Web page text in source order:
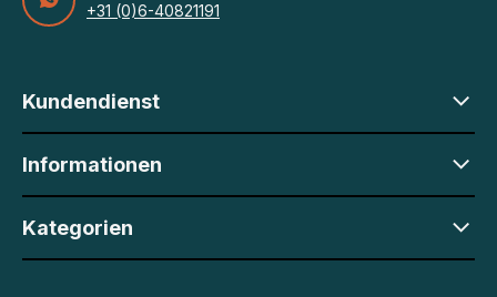
+31 (0)6-40821191
Kundendienst
Informationen
Kategorien